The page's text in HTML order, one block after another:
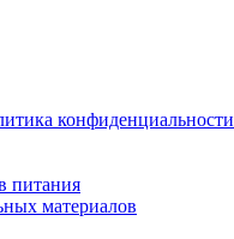
конфиденциальности
питания
материалов